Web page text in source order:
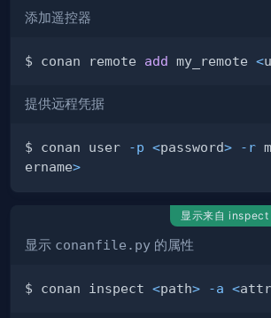
添加遥控器
$ conan remote add my_remote <
提供远程凭据
$ conan user -p <password> -r
ername>
显示来自
显示 conanfile.py 的属性
$ conan inspect <path> -a <